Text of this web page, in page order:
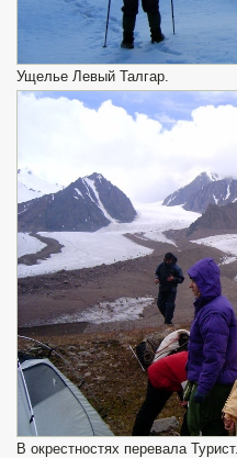
Ущелье Левый Талгар.
В окрестностях перевала Турист.